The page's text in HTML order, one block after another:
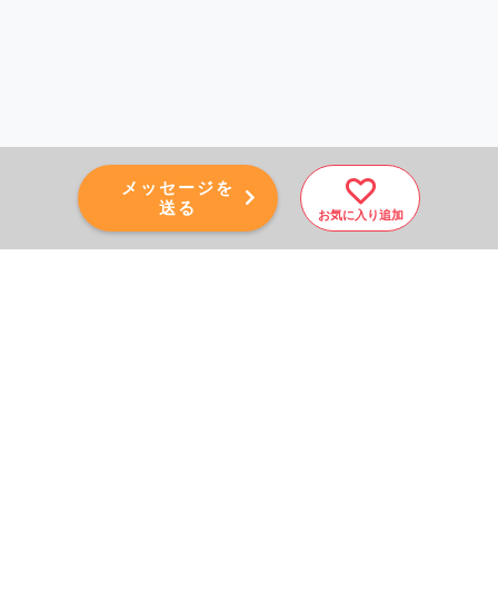
メッセージを
送る
お気に入り追加